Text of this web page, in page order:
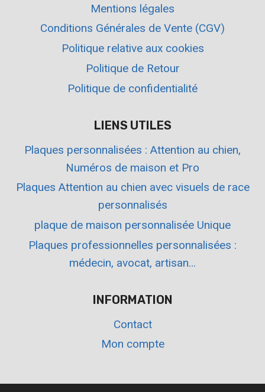
Mentions légales
Conditions Générales de Vente (CGV)
Politique relative aux cookies
Politique de Retour
Politique de confidentialité
LIENS UTILES
Plaques personnalisées : Attention au chien,
Numéros de maison et Pro
Plaques Attention au chien avec visuels de race
personnalisés
plaque de maison personnalisée Unique
Plaques professionnelles personnalisées :
médecin, avocat, artisan…
INFORMATION
Contact
Mon compte